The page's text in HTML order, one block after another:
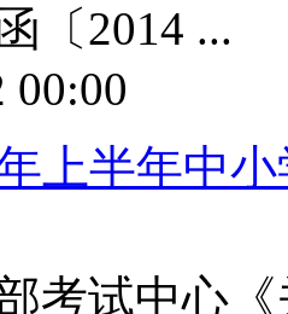
〔2014 ...
00:00
上半年中
考试中心